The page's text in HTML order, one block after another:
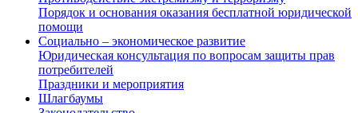
Порядок и основания оказания бесплатной юридической
помощи
Социально – экономическое развитие
Юридическая консультация по вопросам защиты прав
потребителей
Праздники и мероприятия
Шлагбаумы